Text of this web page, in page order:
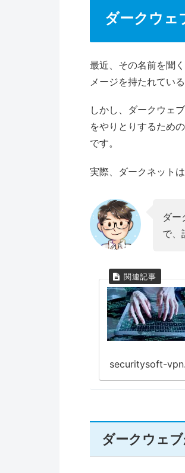
ダークウェ
最近、その名前を聞
メージを持たれてい
しかし、ダークウェ
をやりとりするため
です。
実際、ダークネット
ダー
で、
securitysoft-
ダークウェ